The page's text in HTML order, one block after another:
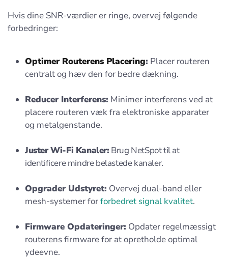
Hvis dine SNR-værdier er ringe, overvej følgende
forbedringer:
Optimer Routerens Placering: Placer routeren
centralt og hæv den for bedre dækning.
Reducer Interferens: Minimer interferens ved at
placere routeren væk fra elektroniske apparater
og metalgenstande.
Juster Wi-Fi Kanaler: Brug NetSpot til at
identificere mindre belastede kanaler.
Opgrader Udstyret: Overvej dual-band eller
mesh-systemer forforbedret signal kvalitet.
Firmware Opdateringer: Opdater regelmæssigt
routerens firmware for at opretholde optimal
ydeevne.